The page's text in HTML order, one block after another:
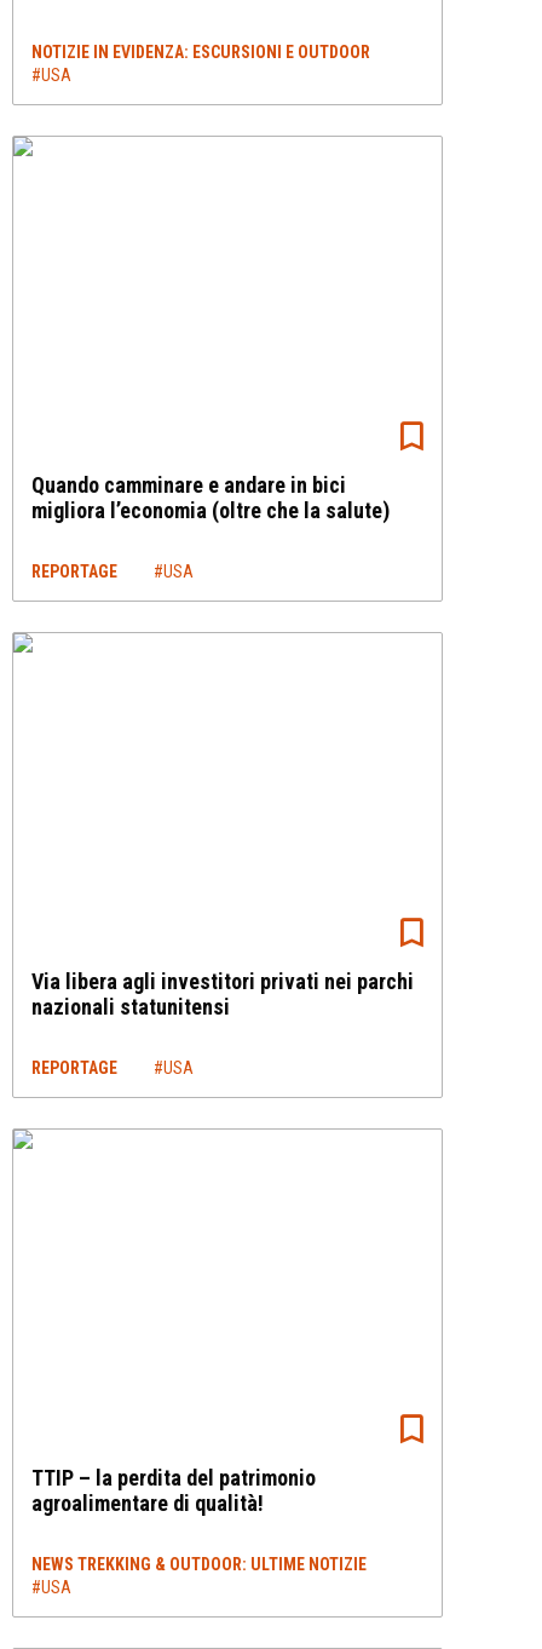
NOTIZIE IN EVIDENZA: ESCURSIONI E OUTDOOR
#USA
Quando camminare e andare in bici
migliora l’economia (oltre che la salute)
REPORTAGE #USA
Via libera agli investitori privati nei parchi
nazionali statunitensi
REPORTAGE #USA
TTIP – la perdita del patrimonio
agroalimentare di qualità!
NEWS TREKKING & OUTDOOR: ULTIME NOTIZIE
#USA